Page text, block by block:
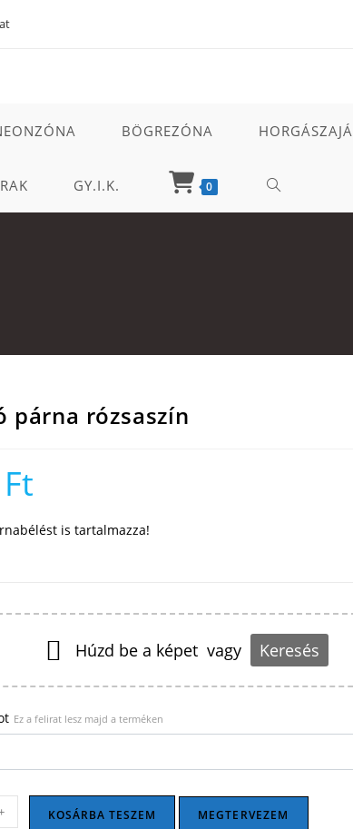
BÖGREZÓNA
GY.I.K. 0 TOGGLE
párna rózsaszín
Ft
is tartalmazza!
Húzd be a képet vagy Keresés
Ez a felirat lesz majd a terméken
KOSÁRBA TESZEM MEGTERVEZEM